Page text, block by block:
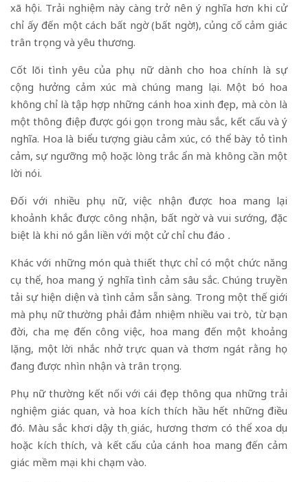
xã hội. Trải nghiệm này càng trở nên ý nghĩa hơn khi cử
chỉ ấy đến một cách bất ngờ (bất ngờ!), củng cố cảm giác
trân trọng và yêu thương.
Cốt lõi tình yêu của phụ nữ dành cho hoa chính là sự
cộng hưởng cảm xúc mà chúng mang lại. Một bó hoa
không chỉ là tập hợp những cánh hoa xinh đẹp, mà còn là
một thông điệp được gói gọn trong màu sắc, kết cấu và ý
nghĩa. Hoa là biểu tượng giàu cảm xúc, có thể bày tỏ tình
cảm, sự ngưỡng mộ hoặc lòng trắc ẩn mà không cần một
lời nói.
Đối với nhiều phụ nữ, việc nhận được hoa mang lại
khoảnh khắc được công nhận, bất ngờ và vui sướng, đặc
biệt là khi nó gắn liền với một cử chỉ chu đáo .
Khác với những món quà thiết thực chỉ có một chức năng
cụ thể, hoa mang ý nghĩa tình cảm sâu sắc. Chúng truyền
tải sự hiện diện và tình cảm sẵn sàng. Trong một thế giới
mà phụ nữ thường phải đảm nhiệm nhiều vai trò, từ bạn
đời, cha mẹ đến công việc, hoa mang đến một khoảng
lặng, một lời nhắc nhở trực quan và thơm ngát rằng họ
đang được nhìn nhận và trân trọng.
Phụ nữ thường kết nối với cái đẹp thông qua những trải
nghiệm giác quan, và hoa kích thích hầu hết những điều
đó. Màu sắc khơi dậy thị giác, hương thơm có thể xoa dịu
hoặc kích thích, và kết cấu của cánh hoa mang đến cảm
giác mềm mại khi chạm vào.